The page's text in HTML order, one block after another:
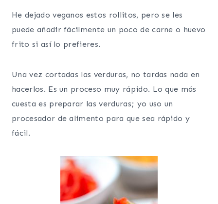
He dejado veganos estos rollitos, pero se les
puede añadir fácilmente un poco de carne o huevo
frito si así lo prefieres.
Una vez cortadas las verduras, no tardas nada en
hacerlos. Es un proceso muy rápido. Lo que más
cuesta es preparar las verduras; yo uso un
procesador de alimento para que sea rápido y
fácil.